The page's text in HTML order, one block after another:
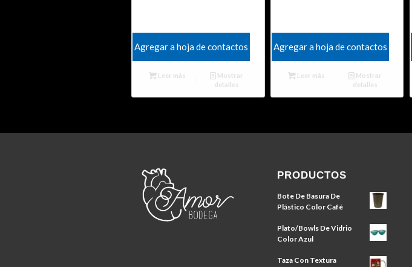
Agregar a hoja de contactos
Leer más
Mostrar
detalles
Agregar a hoja de contactos
Leer más
Mostrar
detalles
PRODUCTOS
Bote De Basura De
Plástico Color Café
Plato/Bowls De Vidrio
Color Azul
Taza Con Textura